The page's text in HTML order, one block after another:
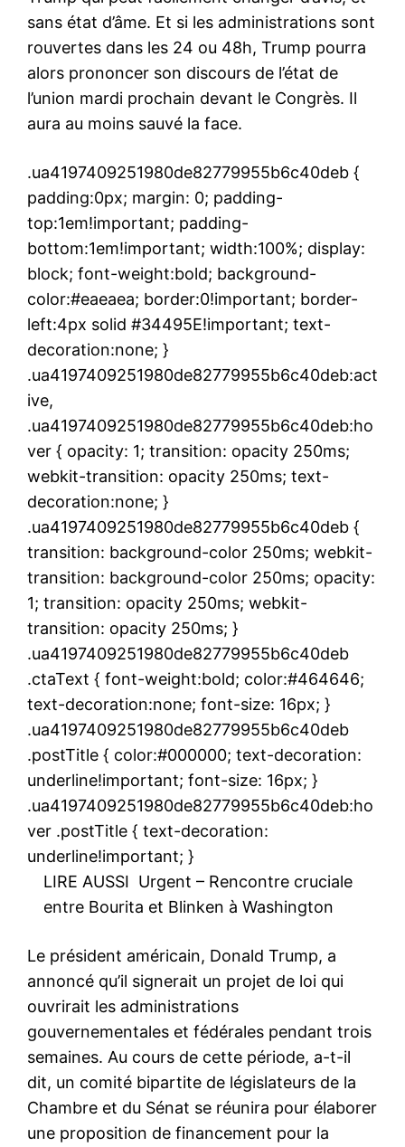
sans état d’âme. Et si les administrations sont
rouvertes dans les 24 ou 48h, Trump pourra
alors prononcer son discours de l’état de
l’union mardi prochain devant le Congrès. Il
aura au moins sauvé la face.
.ua4197409251980de82779955b6c40deb {
padding:0px; margin: 0; padding-
top:1em!important; padding-
bottom:1em!important; width:100%; display:
block; font-weight:bold; background-
color:#eaeaea; border:0!important; border-
left:4px solid #34495E!important; text-
decoration:none; }
.ua4197409251980de82779955b6c40deb:act
ive,
.ua4197409251980de82779955b6c40deb:ho
ver { opacity: 1; transition: opacity 250ms;
webkit-transition: opacity 250ms; text-
decoration:none; }
.ua4197409251980de82779955b6c40deb {
transition: background-color 250ms; webkit-
transition: background-color 250ms; opacity:
1; transition: opacity 250ms; webkit-
transition: opacity 250ms; }
.ua4197409251980de82779955b6c40deb
.ctaText { font-weight:bold; color:#464646;
text-decoration:none; font-size: 16px; }
.ua4197409251980de82779955b6c40deb
.postTitle { color:#000000; text-decoration:
underline!important; font-size: 16px; }
.ua4197409251980de82779955b6c40deb:ho
ver .postTitle { text-decoration:
underline!important; }
LIRE AUSSI Urgent – Rencontre cruciale
entre Bourita et Blinken à Washington
Le président américain, Donald Trump, a
annoncé qu’il signerait un projet de loi qui
ouvrirait les administrations
gouvernementales et fédérales pendant trois
semaines. Au cours de cette période, a-t-il
dit, un comité bipartite de législateurs de la
Chambre et du Sénat se réunira pour élaborer
une proposition de financement pour la